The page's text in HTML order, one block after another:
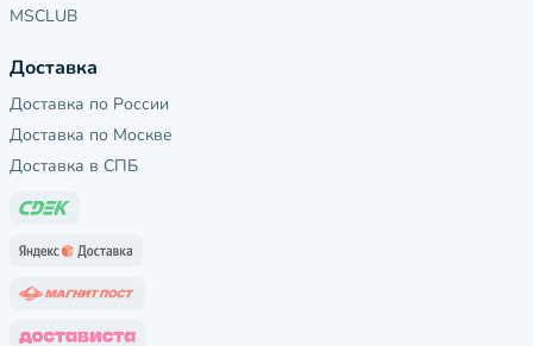
MSCLUB
Доставка
Доставка по России
Доставка по Москве
Доставка в СПБ